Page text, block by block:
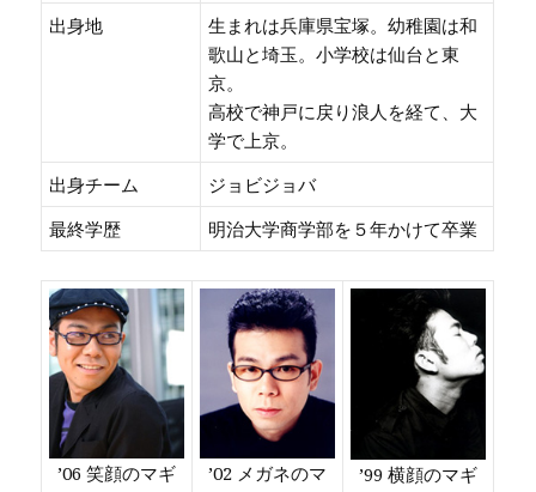
出身地
生まれは兵庫県宝塚。幼稚園は和
歌山と埼玉。小学校は仙台と東
京。
高校で神戸に戻り浪人を経て、大
学で上京。
出身チーム
ジョビジョバ
最終学歴
明治大学商学部を５年かけて卒業
’06 笑顔のマギ
’02 メガネのマ
’99 横顔のマギ